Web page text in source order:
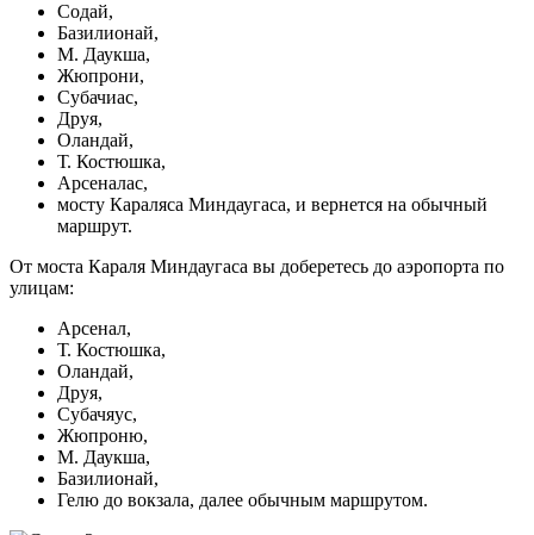
Содай,
Базилионай,
М. Даукша,
Жюпрони,
Субачиас,
Друя,
Оландай,
Т. Костюшка,
Арсеналас,
мосту Караляса Миндаугаса, и вернется на обычный
маршрут.
От моста Караля Миндаугаса вы доберетесь до аэропорта по
улицам:
Арсенал,
Т. Костюшка,
Оландай,
Друя,
Субачяус,
Жюпроню,
М. Даукша,
Базилионай,
Гелю до вокзала, далее обычным маршрутом.